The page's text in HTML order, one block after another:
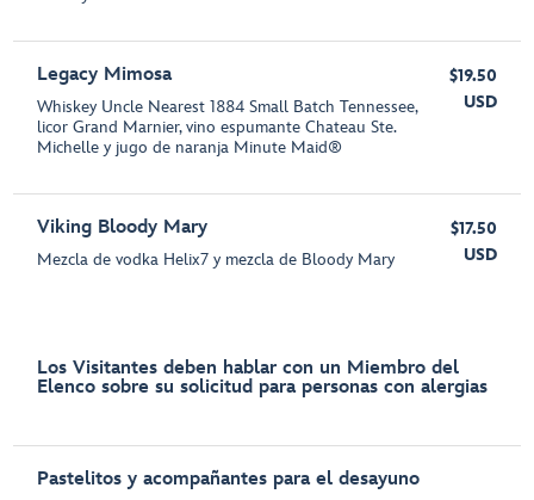
Legacy Mimosa
Whiskey Uncle Nearest 1884 Small Batch Tennessee,
licor Grand Marnier, vino espumante Chateau Ste.
Michelle y jugo de naranja Minute Maid®
$19.50
USD
Viking Bloody Mary
Mezcla de vodka Helix7 y mezcla de Bloody Mary
$17.50
USD
Los Visitantes deben hablar con un Miembro del
Elenco sobre su solicitud para personas con alergias
Pastelitos y acompañantes para el desayuno